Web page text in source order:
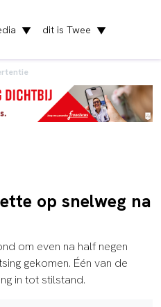
▼ dit is Twee ▼
op snelweg na
om even na half negen
gekomen. Één van de
in tot stilstand.